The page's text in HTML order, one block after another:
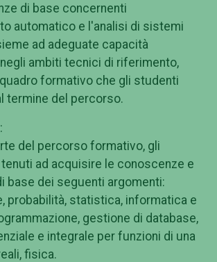
di base concernenti
automatico e l'analisi di sistemi
ad adeguate capacità
ambiti tecnici di riferimento,
formativo che gli studenti
termine del percorso.
:
del percorso formativo, gli
ad acquisire le conoscenze e
base dei seguenti argomenti:
probabilità, statistica, informatica e
gestione di database,
e integrale per funzioni di una
fisica.